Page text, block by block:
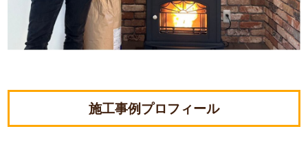
教えて！佐沢社長！
「ローンのお悩み特集」中級編
施工事例プロフィール